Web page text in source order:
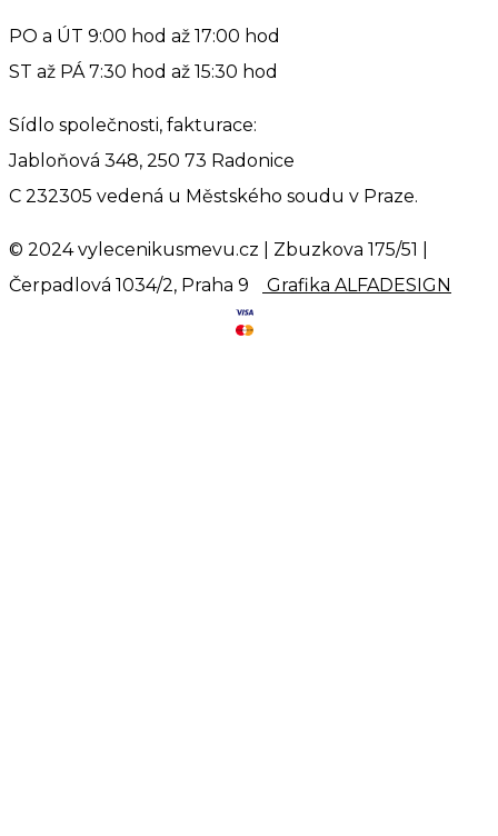
PO a ÚT 9:00 hod až 17:00 hod
ST až PÁ 7:30 hod až 15:30 hod
Sídlo společnosti, fakturace:
Jabloňová 348, 250 73 Radonice
C 232305 vedená u Městského soudu v Praze.
© 2024 vylecenikusmevu.cz | Zbuzkova 175/51 |
Čerpadlová 1034/2, Praha 9
Grafika ALFADESIGN